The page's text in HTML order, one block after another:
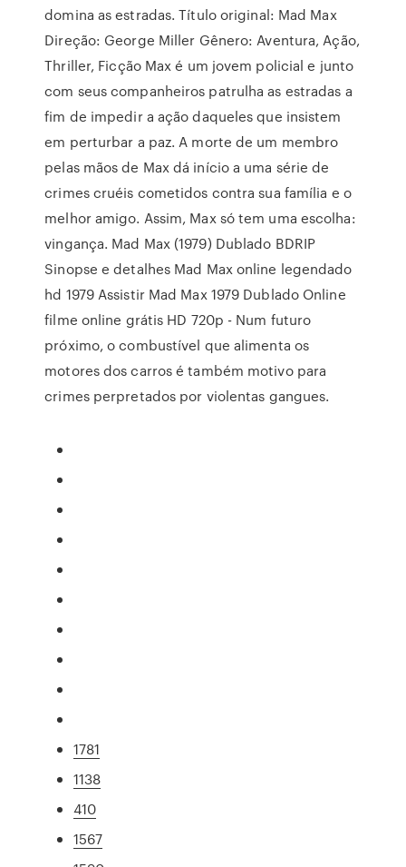
domina as estradas. Título original: Mad Max
Direção: George Miller Gênero: Aventura, Ação,
Thriller, Ficção Max é um jovem policial e junto
com seus companheiros patrulha as estradas a
fim de impedir a ação daqueles que insistem
em perturbar a paz. A morte de um membro
pelas mãos de Max dá início a uma série de
crimes cruéis cometidos contra sua família e o
melhor amigo. Assim, Max só tem uma escolha:
vingança. Mad Max (1979) Dublado BDRIP
Sinopse e detalhes Mad Max online legendado
hd 1979 Assistir Mad Max 1979 Dublado Online
filme online grátis HD 720p - Num futuro
próximo, o combustível que alimenta os
motores dos carros é também motivo para
crimes perpretados por violentas gangues.
1781
1138
410
1567